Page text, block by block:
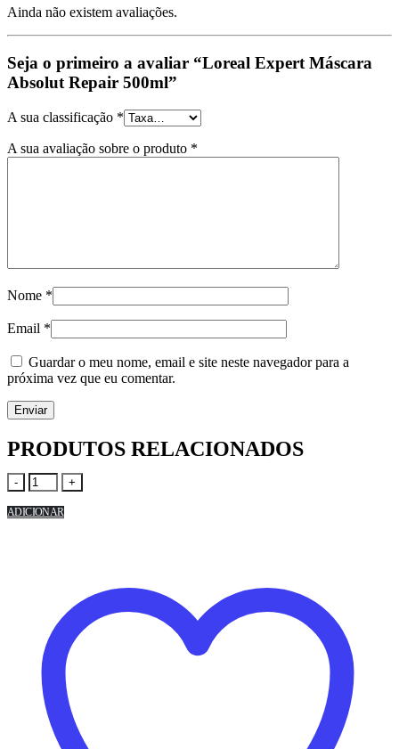
Ainda não existem avaliações.
Seja o primeiro a avaliar “Loreal Expert Máscara
Absolut Repair 500ml”
A sua classificação *
A sua avaliação sobre o produto *
Nome *
Email *
Guardar o meu nome, email e site neste navegador para a
próxima vez que eu comentar.
PRODUTOS RELACIONADOS
- +
ADICIONAR